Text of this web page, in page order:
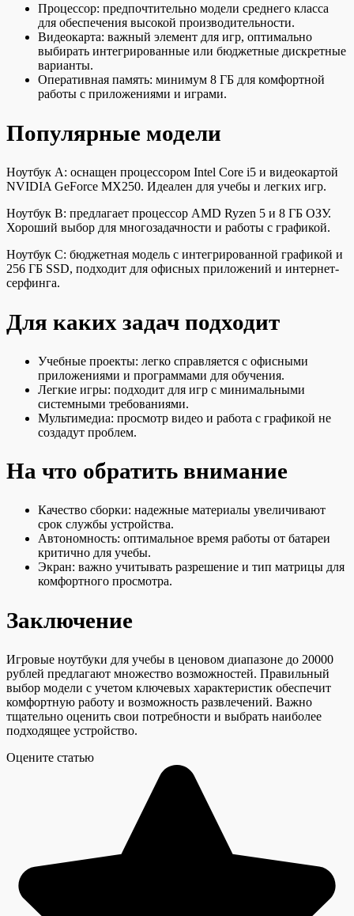
Процессор: предпочтительно модели среднего класса
для обеспечения высокой производительности.
Видеокарта: важный элемент для игр, оптимально
выбирать интегрированные или бюджетные дискретные
варианты.
Оперативная память: минимум 8 ГБ для комфортной
работы с приложениями и играми.
Популярные модели
Ноутбук A: оснащен процессором Intel Core i5 и видеокартой
NVIDIA GeForce MX250. Идеален для учебы и легких игр.
Ноутбук B: предлагает процессор AMD Ryzen 5 и 8 ГБ ОЗУ.
Хороший выбор для многозадачности и работы с графикой.
Ноутбук C: бюджетная модель с интегрированной графикой и
256 ГБ SSD, подходит для офисных приложений и интернет-
серфинга.
Для каких задач подходит
Учебные проекты: легко справляется с офисными
приложениями и программами для обучения.
Легкие игры: подходит для игр с минимальными
системными требованиями.
Мультимедиа: просмотр видео и работа с графикой не
создадут проблем.
На что обратить внимание
Качество сборки: надежные материалы увеличивают
срок службы устройства.
Автономность: оптимальное время работы от батареи
критично для учебы.
Экран: важно учитывать разрешение и тип матрицы для
комфортного просмотра.
Заключение
Игровые ноутбуки для учебы в ценовом диапазоне до 20000
рублей предлагают множество возможностей. Правильный
выбор модели с учетом ключевых характеристик обеспечит
комфортную работу и возможность развлечений. Важно
тщательно оценить свои потребности и выбрать наиболее
подходящее устройство.
Оцените статью